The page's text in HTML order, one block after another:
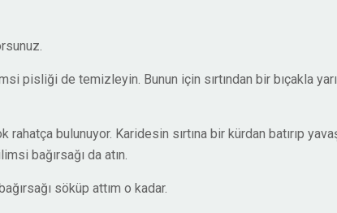
pisliği de temizleyin. Bunun için sırtından bir bıçakla
bulunuyor. Karidesin sırtına bir kürdan batırıp
bağırsağı da atın.
söküp attım o kadar.